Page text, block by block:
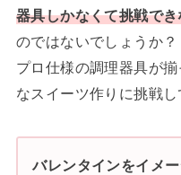
器具しかなくて挑戦でき
のではないでしょうか？
プロ仕様の調理器具が
なスイーツ作りに挑戦し
バレンタインをイメ